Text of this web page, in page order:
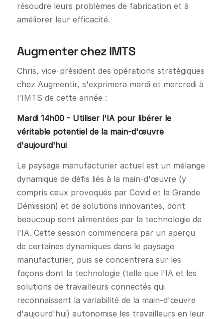
résoudre leurs problèmes de fabrication et à
améliorer leur efficacité.
Augmenter chez IMTS
Chris, vice-président des opérations stratégiques
chez Augmentir, s'exprimera mardi et mercredi à
l'IMTS de cette année :
Mardi 14h00 - Utiliser l'IA pour libérer le
véritable potentiel de la main-d'œuvre
d'aujourd'hui
Le paysage manufacturier actuel est un mélange
dynamique de défis liés à la main-d'œuvre (y
compris ceux provoqués par Covid et la Grande
Démission) et de solutions innovantes, dont
beaucoup sont alimentées par la technologie de
l'IA. Cette session commencera par un aperçu
de certaines dynamiques dans le paysage
manufacturier, puis se concentrera sur les
façons dont la technologie (telle que l'IA et les
solutions de travailleurs connectés qui
reconnaissent la variabilité de la main-d'œuvre
d'aujourd'hui) autonomise les travailleurs en leur